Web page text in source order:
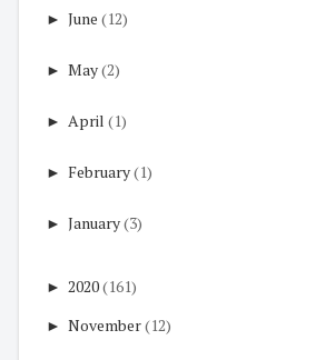
► June (12)
► May(2)
► April (1)
► February(1)
► January(3)
► 2020(161)
► November(12)